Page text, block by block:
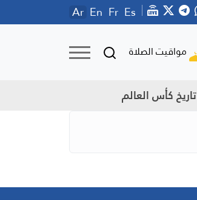
Ar En Fr Es
مواقيت الصلاة
تاريخ كأس العالم